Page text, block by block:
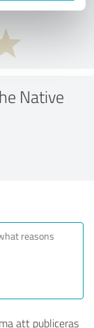
Native
att publiceras